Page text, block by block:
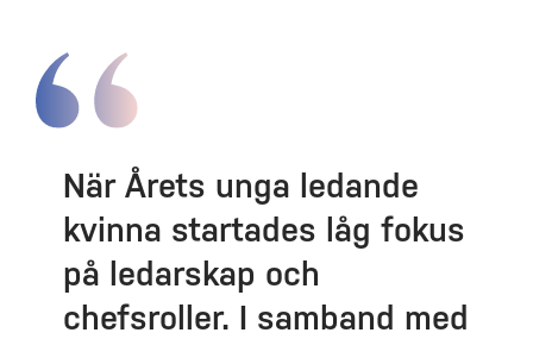
När Årets unga ledande
kvinna startades låg fokus
på ledarskap och
chefsroller. I samband med